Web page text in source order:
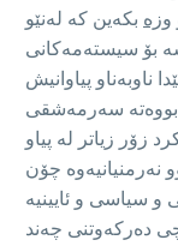
وزە بکەین کە لەنێو
بۆ سیستەمەکانی
پیاوانیش
بووەتە سەرمەشقی
زۆر زیاتر لە پیاو
چۆن
و سیاسی و ئایینیە
دەرکەوتنی چەند